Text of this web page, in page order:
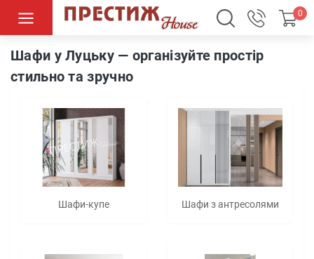
0
Шафи та шафи-купе
Шафи у Луцьку — організуйте простір
стильно та зручно
Шафи-купе Шафи з антресолями